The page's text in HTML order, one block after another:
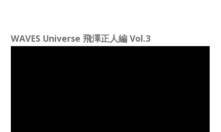
WAVES Universe 飛澤正人編 Vol.3